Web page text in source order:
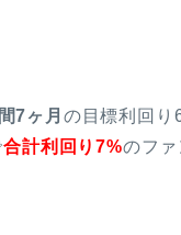
7ヶ月 の目標利回り
合計利回り7%のフ